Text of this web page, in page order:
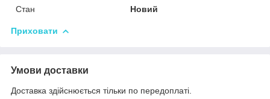
Стан
Новий
Приховати
Умови доставки
Доставка здійснюється тільки по передоплаті.